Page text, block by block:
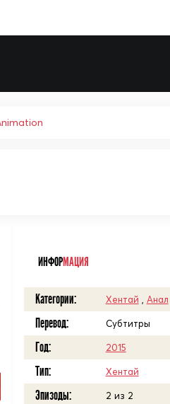
ИНФОРМАЦИЯ
Категории: Хентай Анал
Перевод: Субтитры
Год: 2015
Тип: Хентай
Эпизоды: 2 из 2